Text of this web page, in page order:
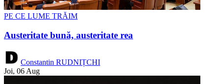
PE CE LUME TRĂIM
Austeritate bună, austeritate rea
Constantin RUDNIȚCHI
Joi, 06 Aug